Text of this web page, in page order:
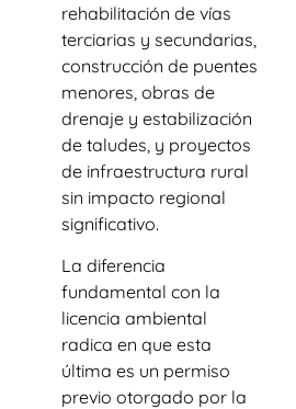
rehabilitación de vías
terciarias y secundarias,
construcción de puentes
menores, obras de
drenaje y estabilización
de taludes, y proyectos
de infraestructura rural
sin impacto regional
significativo.
La diferencia
fundamental con la
licencia ambiental
radica en que esta
última es un permiso
previo otorgado por la